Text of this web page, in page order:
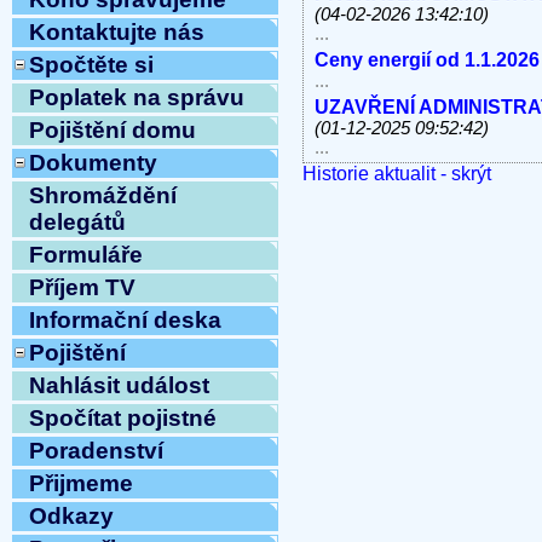
Kontaktujte nás
Spočtěte si
Poplatek na správu
Pojištění domu
Dokumenty
Shromáždění
delegátů
Formuláře
Příjem TV
Informační deska
Pojištění
Nahlásit událost
Spočítat pojistné
Poradenství
Přijmeme
Odkazy
(04-02-2026 13:42:10)
...
Ceny energií od 1.1.2026
...
UZAVŘENÍ
(01-12-2025 09:52:42)
...
V úterý 11.11.2025 od
Historie aktualit - skrýt